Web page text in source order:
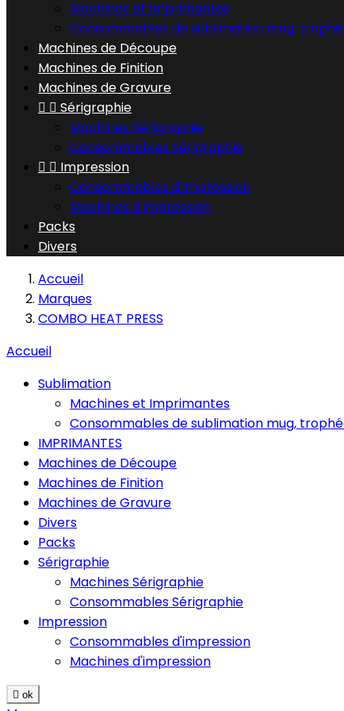
Machines et Imprimantes
Consommables de sublimation mug,
Machines de Découpe
Machines de Finition
Machines de Gravure
  Sérigraphie
Machines Sérigraphie
Consommables Sérigraphie
  Impression
Consommables d'impression
Machines d'impression
Packs
Divers
Accueil
Marques
COMBO HEAT PRESS
Accueil
Sublimation
Machines et Imprimantes
Consommables de sublimation mug,
IMPRIMANTES
Machines de Découpe
Machines de Finition
Machines de Gravure
Divers
Packs
Sérigraphie
Machines Sérigraphie
Consommables Sérigraphie
Impression
Consommables d'impression
Machines d'impression
 ok